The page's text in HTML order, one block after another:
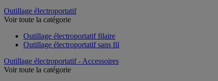
Outillage électroportatif
Voir toute la catégorie
Outillage électroportatif filaire
Outillage électroportatif sans fil
Outillage électroportatif - Accessoires
Voir toute la catégorie